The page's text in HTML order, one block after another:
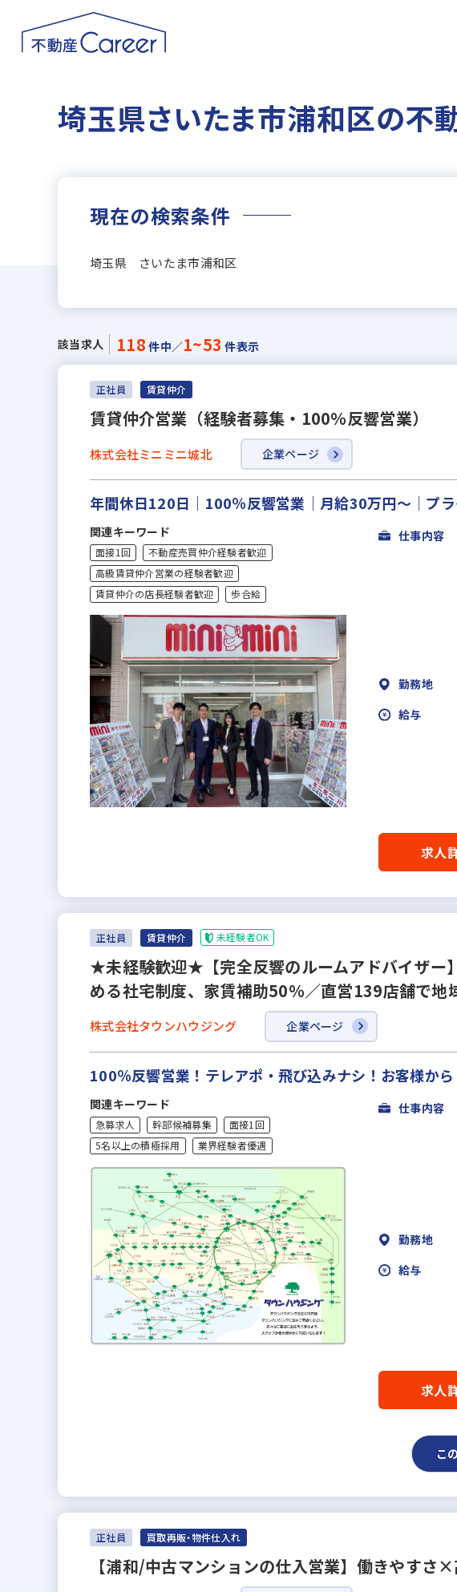
埼玉県さいたま市浦和区の不
現在の検索条件
埼玉県 さいたま市浦和区
該当求人 118 件中／1~53 件表示
正社員 賃貸仲介
賃貸仲介営業（経験者募集・100％反響営業）
株式会社ミニミニ城北 企業ページ
年間休日120日｜100％反響営業｜月給30万円～｜プ
関連キーワード
面接1回
不動産売買仲介経験者歓迎
高級賃貸仲介営業の経験者歓迎
賃貸仲介の店長経験者歓迎
歩合給
仕事内容
勤務地
給与
求人
正社員 賃貸仲介 未経験者OK
★未経験歓迎★【完全反響のルームアドバイザー
める社宅制度、家賃補助50％／直営139店舗で地
株式会社タウンハウジング 企業ページ
100％反響営業！テレアポ・飛び込みナシ！お客様か
関連キーワード
急募求人 幹部候補募集
面接1回
5名以上の積極採用
業界経験者優遇
仕事内容
勤務地
給与
求人
こ
正社員 買取再販・物件仕入れ
【浦和/中古マンションの仕入営業】働きやす